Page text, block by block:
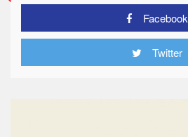
Facebook
Twitter